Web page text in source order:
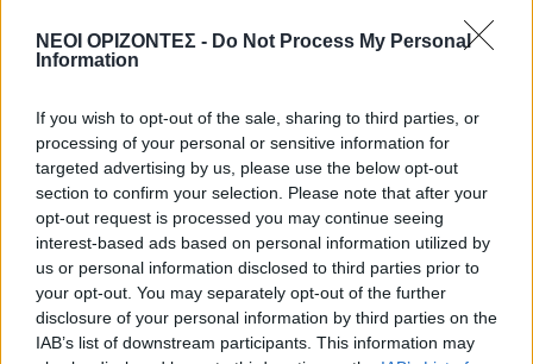
ΝΕΟΙ ΟΡΙΖΟΝΤΕΣ - Do Not Process My Personal
Information
If you wish to opt-out of the sale, sharing to third parties, or
processing of your personal or sensitive information for
targeted advertising by us, please use the below opt-out
section to confirm your selection. Please note that after your
opt-out request is processed you may continue seeing
interest-based ads based on personal information utilized by
us or personal information disclosed to third parties prior to
your opt-out. You may separately opt-out of the further
disclosure of your personal information by third parties on the
IAB’s list of downstream participants. This information may
ΤΟΥΡΙΣΜΟΣ”
ΑΡΘΡΑ - ΑΠΟΨΕΙΣ • ΔΉΜΟΣ ΚΙΣΆΜΟΥ •
ΠΟΛΙΤΙΣΜΟΣ
Περί Πολιτισμού και άλλων τινών! Mε
αφορμή μια επιστολή της Νεολαίας
Κισάμου (Γράφει ο Γράφει ο Δρ
Κωνσταντίνος Β. Ζορμπάς)
7 Αυγούστου 2026 21:42
ΓΕΎΣΗ - ΨΥΧΑΓΩΓΊΑ
Το ελληνικό φαγητό που λατρεύουν
οι τουρίστες κι εμείς δεν το